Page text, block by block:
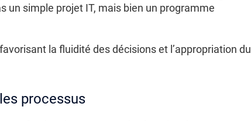
un simple projet IT, mais bien un programme
la fluidité des décisions et l’appropriation du
processus